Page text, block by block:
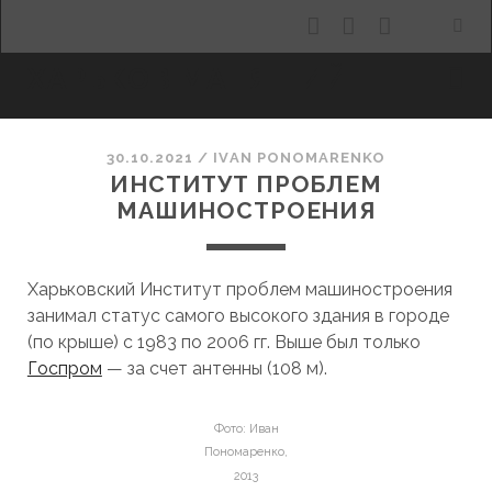
30.10.2021 / ІVAN PONOMARENKO
ИНСТИТУТ ПРОБЛЕМ
МАШИНОСТРОЕНИЯ
Харьковский Институт проблем машиностроения
занимал статус самого высокого здания в городе
(по крыше) с 1983 по 2006 гг. Выше был только
Госпром — за счет антенны (108 м).
Фото: Иван
Пономаренко,
2013